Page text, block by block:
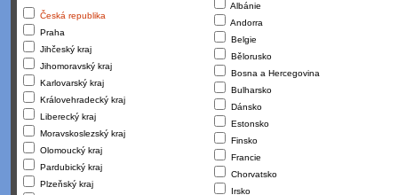
Česká republika
Praha
Jihčeský kraj
Jihomoravský kraj
Karlovarský kraj
Královehradecký kraj
Liberecký kraj
Moravskoslezský kraj
Olomoucký kraj
Pardubický kraj
Plzeňský kraj
Albánie
Andorra
Belgie
Bělorusko
Bosna a Hercegovina
Bulharsko
Dánsko
Estonsko
Finsko
Francie
Chorvatsko
Irsko